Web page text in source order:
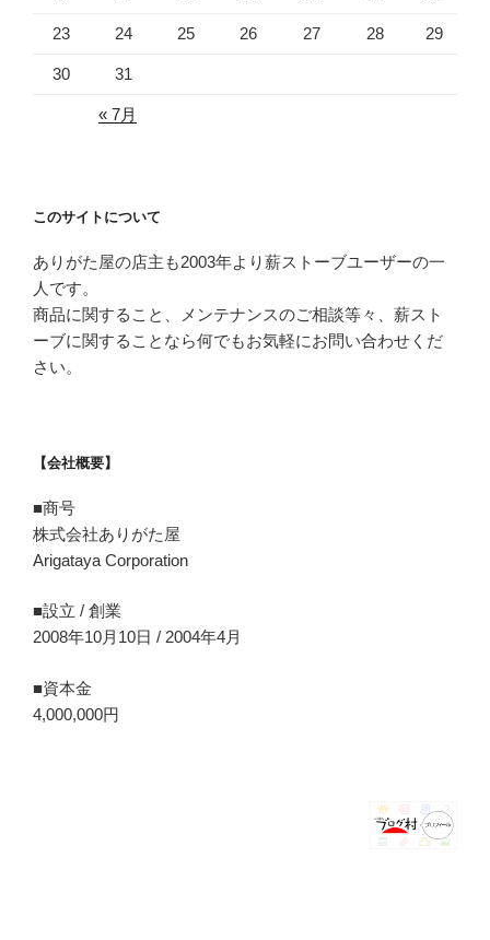
23 24 25 26 27 28 29
30 31
« 7月
このサイトについて
ありがた屋の店主も2003年より薪ストーブユーザーの一
人です。
商品に関すること、メンテナンスのご相談等々、薪スト
ーブに関することなら何でもお気軽にお問い合わせくだ
さい。
【会社概要】
■商号
株式会社ありがた屋
Arigataya Corporation
■設立 / 創業
2008年10月10日 / 2004年4月
■資本金
4,000,000円